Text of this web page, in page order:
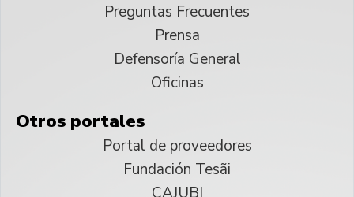
Preguntas Frecuentes
Prensa
Defensoría General
Oficinas
Otros portales
Portal de proveedores
Fundación Tesãi
CAJUBI